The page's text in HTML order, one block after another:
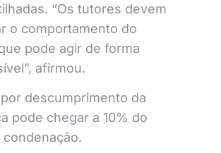
“Os tutores devem
o comportamento do
pode agir de forma
afirmou.
descumprimento da
pode chegar a 10% do
condenação.